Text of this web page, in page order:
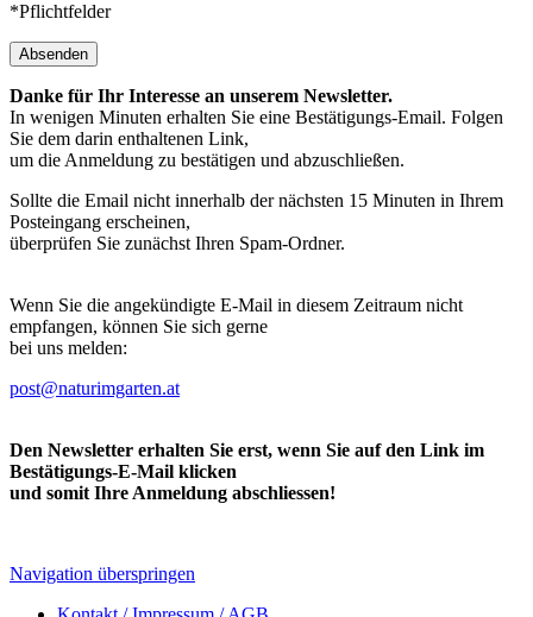
*Pflichtfelder
Absenden
Danke für Ihr Interesse an unserem Newsletter.
In wenigen Minuten erhalten Sie eine Bestätigungs-Email. Folgen
Sie dem darin enthaltenen Link,
um die Anmeldung zu bestätigen und abzuschließen.
Sollte die Email nicht innerhalb der nächsten 15 Minuten in Ihrem
Posteingang erscheinen,
überprüfen Sie zunächst Ihren Spam-Ordner.
Wenn Sie die angekündigte E-Mail in diesem Zeitraum nicht
empfangen, können Sie sich gerne
bei uns melden:
post@naturimgarten.at
Den Newsletter erhalten Sie erst, wenn Sie auf den Link im
Bestätigungs-E-Mail klicken
und somit Ihre Anmeldung abschliessen!
Navigation überspringen